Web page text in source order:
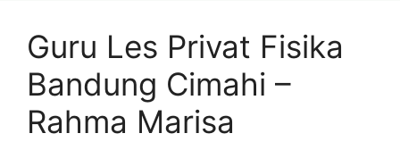
Guru Les Privat Fisika
Bandung Cimahi –
Rahma Marisa